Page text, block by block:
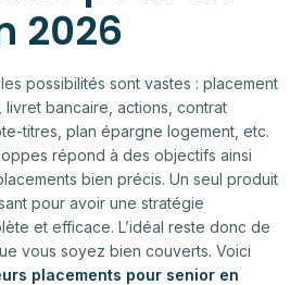
2026
possibilités sont vastes : placement
livret bancaire, actions, contrat
titres, plan épargne logement, etc.
répond à des objectifs ainsi
bien précis. Un seul produit
pour avoir une stratégie
et efficace. L’idéal reste donc de
vous soyez bien couverts. Voici
placements pour senior en